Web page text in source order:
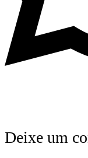
Deixe um